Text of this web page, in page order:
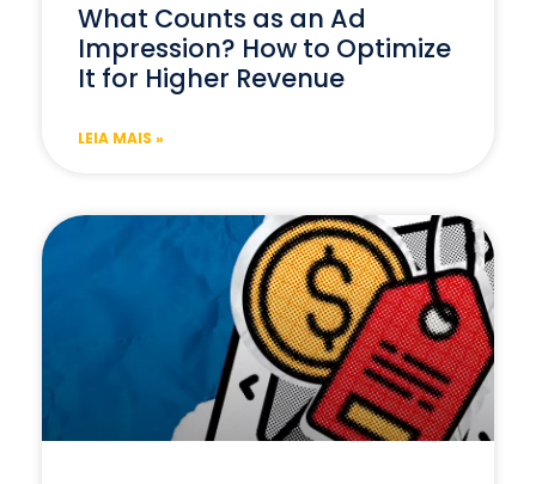
What Counts as an Ad
Impression? How to Optimize
It for Higher Revenue
LEIA MAIS »